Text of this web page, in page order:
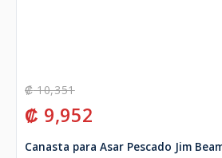
₡10,351
₡ 9,952
Canasta para Asar Pescado Jim